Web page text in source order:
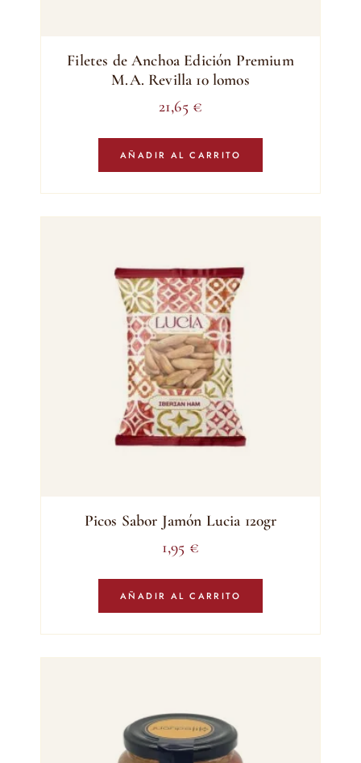
Filetes de Anchoa Edición Premium
M.A. Revilla 10 lomos
21,65 €
AÑADIR AL CARRITO
Picos Sabor Jamón Lucia 120gr
1,95 €
AÑADIR AL CARRITO